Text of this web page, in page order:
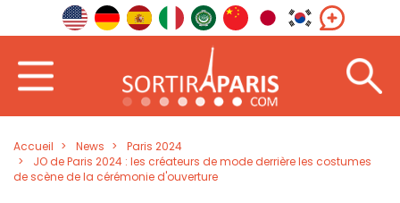
Accueil News
Paris 2024
JO de Paris 2024 : les créateurs de mode derrière les costumes
de scène de la cérémonie d'ouverture